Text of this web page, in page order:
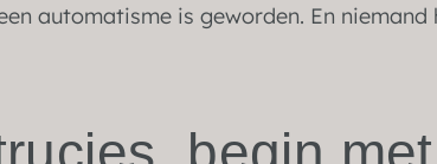
automatisme is geworden. En